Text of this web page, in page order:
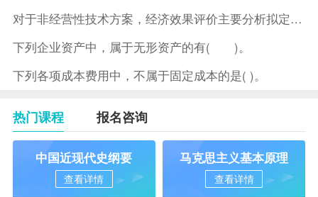
对于非经营性技术方案，经济效果评价主要分析拟定方案的( )。
下列企业资产中，属于无形资产的有( )。
下列各项成本费用中，不属于固定成本的是( )。
热门课程 报名咨询
中国近现代史纲要
查看详情
马克思主义基本原理
查看详情